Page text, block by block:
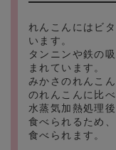
れんこんにはビ
います。
タンニンや鉄の
まれています。
みかさのれんこ
のれんこんに比
水蒸気加熱処理
食べられるため
食べられます。